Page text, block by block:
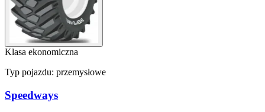
Klasa ekonomiczna
Typ pojazdu: przemysłowe
Speedways